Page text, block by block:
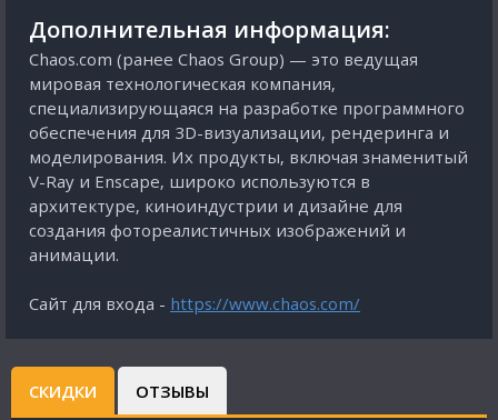
Дополнительная информация:
Chaos.com (ранее Chaos Group) — это ведущая
мировая технологическая компания,
специализирующаяся на разработке программного
обеспечения для 3D-визуализации, рендеринга и
моделирования. Их продукты, включая знаменитый
V-Ray и Enscape, широко используются в
архитектуре, киноиндустрии и дизайне для
создания фотореалистичных изображений и
анимации.
Сайт для входа - https://www.chaos.com/
СКИДКИ ОТЗЫВЫ